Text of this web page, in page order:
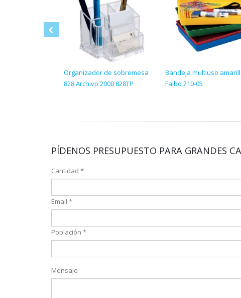
Organizador de sobremesa
828 Archivo 2000 828TP
Bandeja multiuso
Faibo 210-05
PÍDENOS PRESUPUESTO PARA GRANDES
Cantidad *
Email *
Población *
Mensaje